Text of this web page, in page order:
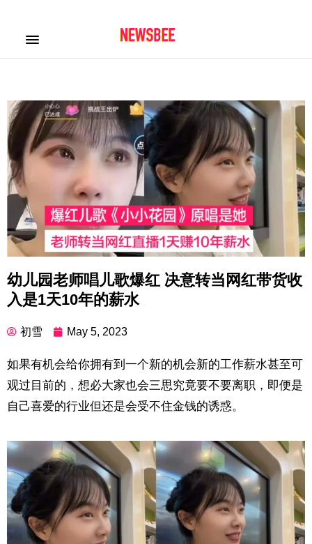
幼儿园老师唱儿歌爆红 决意转当网红带货收
入是1天10年的薪水
初雪 May 5, 2023
如果有机会给你拥有到一个新的机会新的工作薪水甚至可
观过目前的，想必大家也会三思究竟要不要离职，即便是
自己喜爱的行业但还是会受不住金钱的诱惑。